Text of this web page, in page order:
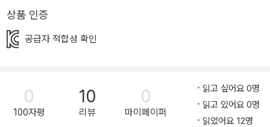
아도 좋아!” 부릉부릉 다 함께 출발! - <내용 중> 각자 맡은 일을 끝낸
떠나자마자 여러 난관에 부딪치지요. 쓰러진 나무가 길을 막고 있을
깎기차사우루스가 풀을 깎고, 뿡뿡! 롤러차사우루스가 땅을 다져요.
순탄치 않은 보물 찾기 여행길에도 힘센차사우루스들은 힘을 모으고
상품 인증
공급자 적합성 확인
0
100자평
10
리뷰
0
마이페이퍼
읽고 싶어요 0명
읽고 있어요 0명
읽었어요 12명